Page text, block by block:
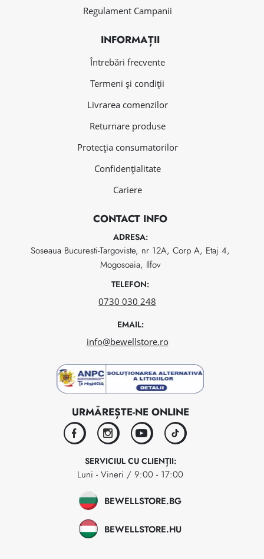
Regulament Campanii
INFORMAȚII
Întrebări frecvente
Termeni și condiții
Livrarea comenzilor
Returnare produse
Protecția consumatorilor
Confidențialitate
Cariere
CONTACT INFO
ADRESA:
Soseaua Bucuresti-Targoviste, nr 12A, Corp A, Etaj 4,
Mogosoaia, Ilfov
TELEFON:
0730 030 248
EMAIL:
info@bewellstore.ro
URMĂREȘTE-NE ONLINE
facebookinstagramyoutubetiktok
SERVICIUL CU CLIENȚII:
Luni - Vineri / 9:00 - 17:00
BEWELLSTORE.BG
BEWELLSTORE.HU